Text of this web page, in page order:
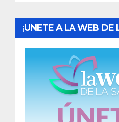
¡UNETE A LA WEB DE